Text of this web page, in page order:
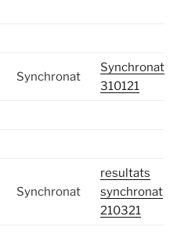
Synchronat
Synchronat
310121
Synchronat
resultats
synchronat
210321